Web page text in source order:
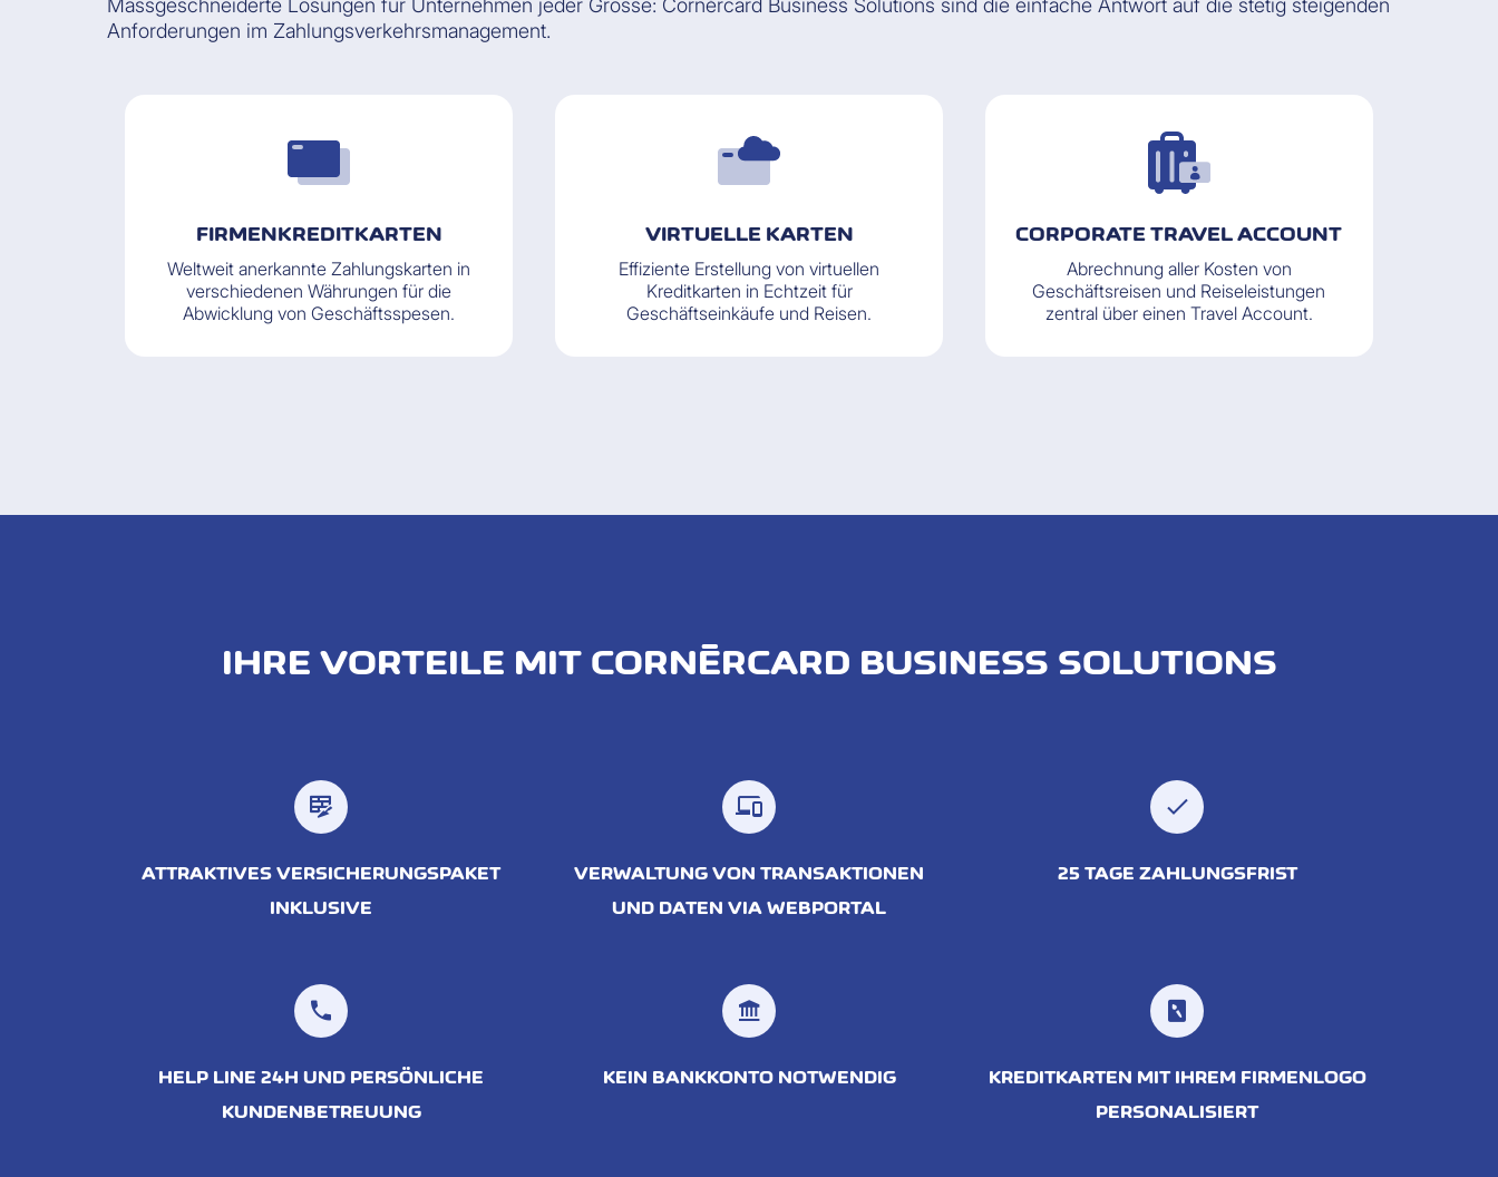
Massgeschneiderte Lösungen für Unternehmen jeder Grösse: Cornèrcard Business Solutions sind die einfache Antwort auf die stetig steigenden
Anforderungen im Zahlungsverkehrsmanagement.
FIRMENKREDITKARTEN
Weltweit anerkannte Zahlungskarten in
verschiedenen Währungen für die
Abwicklung von Geschäftsspesen.
VIRTUELLE KARTEN
Effiziente Erstellung von virtuellen
Kreditkarten in Echtzeit für
Geschäftseinkäufe und Reisen.
CORPORATE TRAVEL ACCOUNT
Abrechnung aller Kosten von
Geschäftsreisen und Reiseleistungen
zentral über einen Travel Account.
IHRE VORTEILE MIT CORNÈRCARD BUSINESS SOLUTIONS
ATTRAKTIVES VERSICHERUNGSPAKET
INKLUSIVE
VERWALTUNG VON TRANSAKTIONEN
UND DATEN VIA WEBPORTAL
25 TAGE ZAHLUNGSFRIST
HELP LINE 24H UND PERSÖNLICHE
KUNDENBETREUUNG
KEIN BANKKONTO NOTWENDIG
KREDITKARTEN MIT IHREM FIRMENLOGO
PERSONALISIERT